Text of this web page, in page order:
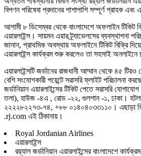
বিপণন পরিষেবা প্রদানের পাশাপাশি সম্পূর্ণ গ্রাহক এবং
আগামী ৮ ডিসেম্বর থেকে বাংলাদেশে অফলাইন টিকিট
এয়ারলাইন্স। সায়মন এয়ার ট্র্যাভেলসের ব্যবস্থাপনা
জানান, প্রাথমিক অবস্থায় অফলাইনে টিকিট বিক্রি দিয়ে
এয়ারলাইন্স কার্যক্রম শুরু করলেও তা সহসাই
এয়ারলাইন্সটি জর্ডানের রাজধানী আম্মান থেকে ৪৫
বেশি সংযোগকারী পয়েন্টে সরাসরি ফ্লাইট পরিচালনা
জর্ডানিয়ান এয়ারলাইন্সের টিকিট পেতে সরাসরি
তলা), হাউজ -৪এ , রোড -২২, গুলশান -১, ঢাকা।
২২২২৮২২৭৩-৭৪, +৮৮ ০১৪০৪০৩৩১১০। এছাড়া
.rj.com এই ঠিকানায়।
Royal Jordanian Airlines
এয়ারলাইন্স
রয়্যাল জর্ডানিয়ান এয়ারলাইন্সের বাংলাদেশে